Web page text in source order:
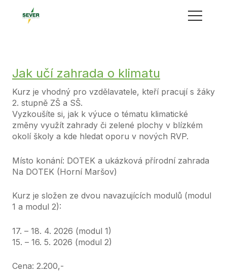
Menu
Jak učí zahrada o klimatu
Kurz je vhodný pro vzdělavatele, kteří pracují s žáky
2. stupně ZŠ a SŠ.
Vyzkoušíte si, jak k výuce o tématu klimatické
změny využít zahrady či zelené plochy v blízkém
okolí školy a kde hledat oporu v nových RVP.
Místo konání: DOTEK a ukázková přírodní zahrada
Na DOTEK (Horní Maršov)
Kurz je složen ze dvou navazujících modulů (modul
1 a modul 2):
17. – 18. 4. 2026 (modul 1)
15. – 16. 5. 2026 (modul 2)
Cena: 2.200,-